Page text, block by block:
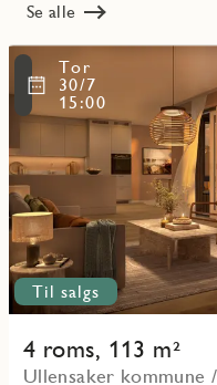
Se alle
Til salgs
4 roms, 113 m²
Ullensaker kommune
Tor
30/7
15:00
Les
mer
om
objekt
07-
2-
2